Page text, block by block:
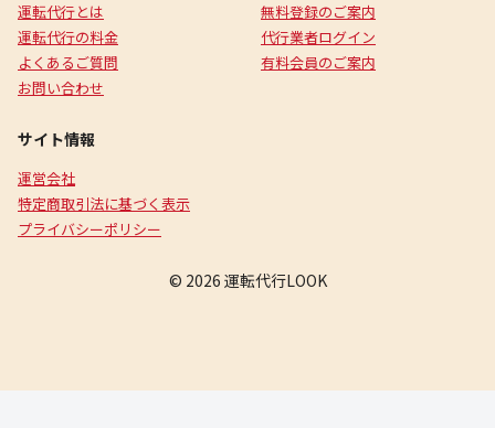
運転代行とは
運転代行の料金
よくあるご質問
お問い合わせ
無料登録のご案内
代行業者ログイン
有料会員のご案内
サイト情報
運営会社
特定商取引法に基づく表示
プライバシーポリシー
© 2026 運転代行LOOK